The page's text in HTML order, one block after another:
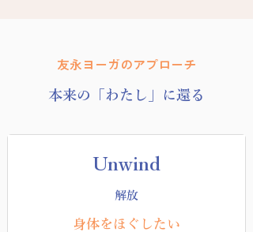
友永ヨーガのアプローチ
本来の「わたし」に還る
Unwind
解放
​身体をほぐしたい